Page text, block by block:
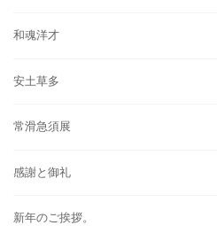
和魂洋才
安土草多
常滑急須展
感謝と御礼
新年のご挨拶。